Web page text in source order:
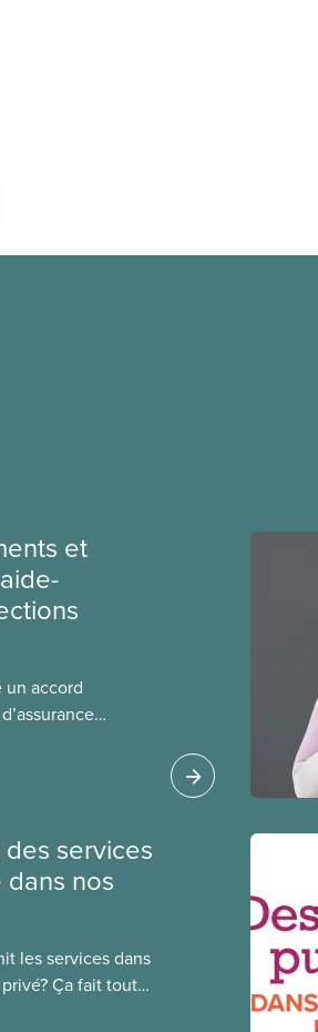
et
accord
services
nos
les services dans
Ça fait toute